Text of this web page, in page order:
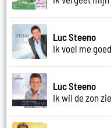
Luc Steeno
Ik voel me goed
Luc Steeno
Ik wil de zon